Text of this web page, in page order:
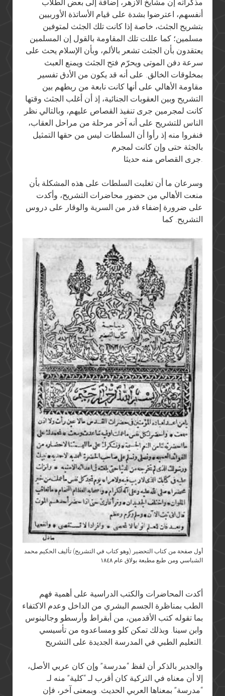
مذكراته إن مشايخ الأزهر، إضافة إلى بعض الطلاب
أنفسهم، اعترضوا بشدة على قيام الأساتذة الأوربيين
بتشريح الجثث، خاصة إذا كانت تلك الجثث لمتوفين
مسلمين؛ كما عللت تلك المقاومة بالقول إن المسلمين
يعتقدون بأن الجثث تشعر بالألم، وبأن الإسلام يحث على
سرعة دفن الموتى ويحرّم فتح الجثث ويمنع العبث
بمخلوقات الخالق. على أنه قد يكون من الأدق تفسير
مقاومة الأهالي على أنها كانت نابعة من ربطهم بين
التشريح وبين العقوبات الجنائية، إذ أن أغلب الجثث وقتها
كانت لمجرمين جرى تنفيذ القصاص عليهم، وبالتالي نظر
الناس للتشريح على أنه آخر مرحلة من مراحل العقاب،
فنفروا منه إذ رأوا أن السلطات ليس من حقها التمثيل
بالجثة حتى وإن كانت لمجرم
وسرعان ما أن تغلبت السلطات على هذه المشكلة بأن
منعت الأهالي من حضور محاضرات التشريح، وأكدت
على ضرورة إضفاء قدر من السرية والوقار على دروس
التشريح. كما
أول صفحة من كتاب التحضير (وهو كتاب في التشريح) تأليف الحكيم محمد
الشباسي ومن طبع مطبعة بولاق عام ١٨٤٨
أكدت المحاضرات والكتب الدراسية على أهمية فهم
الطب بمناظرة الجسم البشري من الداخل وعدم الاكتفاء
بما تقوله كتب الأقدمين، من أبقراط وأرسطو وجالينوس
وابن سينا. وبذلك تمكن كلو ومساعدوه من تأسيسي
التعليم الطبي في المدرسة الجديدة على التشريح.
والجدير بالذكر أن لفظ “مدرسة” وإن كان عربي الأصل،
إلا أن معناه في التركية كان أقرب لـ “كلية” منه لـ
“مدرسة” بمعناها العربي الحديث. وبمعنى آخر، فإن